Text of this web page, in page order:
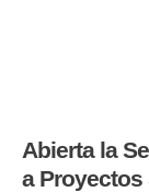
Abierta la
a Proyectos